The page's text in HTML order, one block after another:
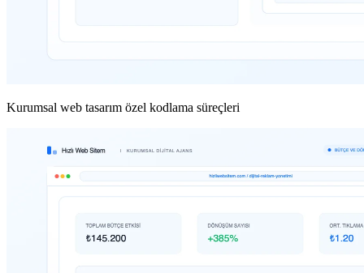
Kurumsal web tasarım özel kodlama süreçleri